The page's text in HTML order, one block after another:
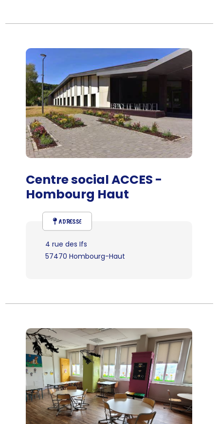
Centre social ACCES -
Hombourg Haut
ADRESSE
4 rue des Ifs
57470 Hombourg-Haut